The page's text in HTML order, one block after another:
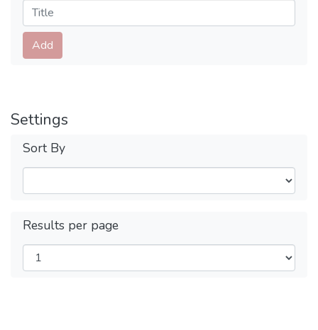
Submit
Add
Settings
Sort By
Results per page